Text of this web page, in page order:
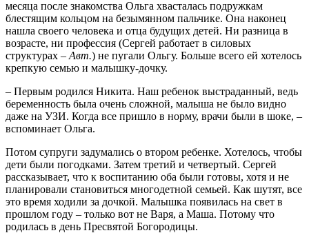
месяца после знакомства Ольга хвасталась подружкам
блестящим кольцом на безымянном пальчике. Она наконец
нашла своего человека и отца будущих детей. Ни разница в
возрасте, ни профессия (Сергей работает в силовых
структурах – Авт.) не пугали Ольгу. Больше всего ей хотелось
крепкую семью и малышку-дочку.
– Первым родился Никита. Наш ребенок выстраданный, ведь
беременность была очень сложной, малыша не было видно
даже на УЗИ. Когда все пришло в норму, врачи были в шоке, –
вспоминает Ольга.
Потом супруги задумались о втором ребенке. Хотелось, чтобы
дети были погодками. Затем третий и четвертый. Сергей
рассказывает, что к воспитанию оба были готовы, хотя и не
планировали становиться многодетной семьей. Как шутят, все
это время ходили за дочкой. Малышка появилась на свет в
прошлом году – только вот не Варя, а Маша. Потому что
родилась в день Пресвятой Богородицы.